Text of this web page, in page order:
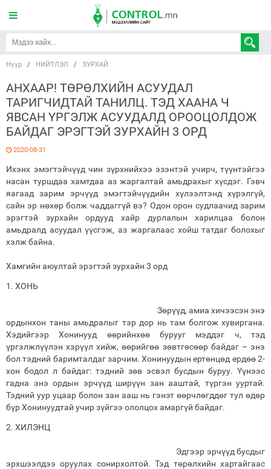
Нүүр / НИЙТЛЭЛ / ЗУРХАЙ
АНХААР! ТӨРӨЛХИЙН АСУУДАЛ
ТАРИГЧИДТАЙ ТАНИЛЦ. ТЭД ХААНА Ч
ЯВСАН ҮРГЭЛЖ АСУУДАЛД ОРООЦОЛДОЖ
БАЙДАГ ЭРЭГТЭЙ ЗУРХАЙН 3 ОРД
2020-08-31
Ихэнх эмэгтэйчүүд чин зүрхнийхээ эзэнтэй учирч, түүнтэйгээ
насан туршдаа хамтдаа аз жаргалтай амьдрахыг хүсдэг. Гэвч
яагаад зарим эрчүүд эмэгтэйчүүдийн хүлээлтэнд хүрэлгүй,
сайн эр нөхөр болж чаддаггүй вэ? Одон орон судлаачид зарим
эрэгтэй зурхайн ордууд хайр дурлалын харилцаа болон
амьдралд асуудал үүсгэж, аз жаргалаас хойш татдаг болохыг
хэлж байна.
Хамгийн аюултай эрэгтэй зурхайн 3 орд
1. ХОНЬ
Зөрүүд, амиа хичээсэн энэ
ордынхон таны амьдралыг тэр дор нь там болгож хувиргана.
Хэдийгээр Хонинууд өөрийнхөө бурууг мэддэг ч, тэд
үргэлжлүүлэн хэрүүл хийж, өөрийгөө зөвтгөсөөр байдаг – энэ
бол тэдний баримталдаг зарчим. Хонинуудын ертөнцөд ердөө 2-
хон бодол л байдаг: тэдний зөв эсвэл бусдын буруу. Үүнээс
гадна энэ ордын эрчүүд ширүүн зан ааштай, түргэн ууртай.
Тэдний уур уцаар болон зан ааш нь гэнэт өөрчлөгддөг тул өдөр
бүр Хонинуудтай учир зүйгээ ололцох амаргүй байдаг.
2. ХИЛЭНЦ
Эдгээр эрчүүд бусдыг
эрхшээлдээ оруулах сонирхолтой. Тэд төрөлхийн хартайгаас